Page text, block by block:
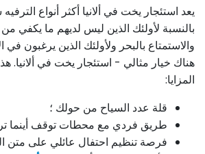
يعد استئجار يخت في ألانيا أكثر أنواع
بالنسبة لأولئك الذين ليس لديهم ما يكفي
والاستمتاع بالبحر ولأولئك الذين يرغبون في
هناك خيار مثالي - استئجار يخت في ألانيا.
المزايا:
قلة عدد السياح من حولك ؛
طريق فردي مع محطات توقف أينما
فرصة تنظيم احتفال عائلي على متن